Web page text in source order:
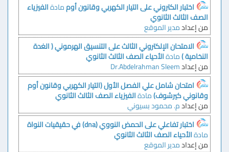
اختبار الكتروني على التيار الكهربي وقانون أوممادةالفيزياء
الصف الثالث الثانوي
من إعدادمدير الموقع
الامتحان الإلكتروني الثالث على التنسيق الهرموني ( الغدة
النخامية )مادةالأحياءالصف الثالث الثانوي
من إعدادDr.Abdelrahman Sleem
امتحان شامل علي الفصل الأول (التيار الكهربي وقانون أوم
وقانوني كيرشوف)مادةالفيزياءالصف الثالث الثانوي
من إعدادم. محمود بسيوني
اختبار تفاعلي على الحمض النووي (dna) في حقيقيات النواة
مادةالأحياءالصف الثالث الثانوي
من إعدادمدير الموقع